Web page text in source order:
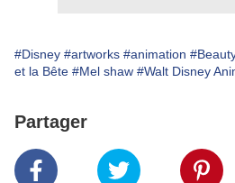
#Disney #artworks #animation
et la Bête #Mel shaw #Walt Disney
Partager